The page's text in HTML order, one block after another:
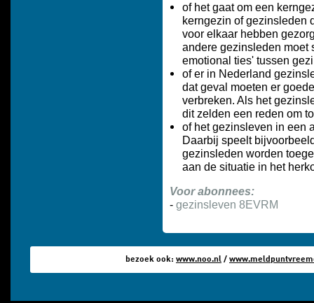
of het gaat om een
kerngezin of gezinsleden
voor elkaar hebben
andere gezinsleden moet
emotional ties' tussen
of er in Nederland
dat geval moeten er
verbreken. Als het
dit zelden een reden om
of het gezinsleven in een
Daarbij speelt
gezinsleden worden
aan de situatie in het
Voor abonnees:
- gezinsleven 8EVRM
bezoek ook: www.noo.nl /